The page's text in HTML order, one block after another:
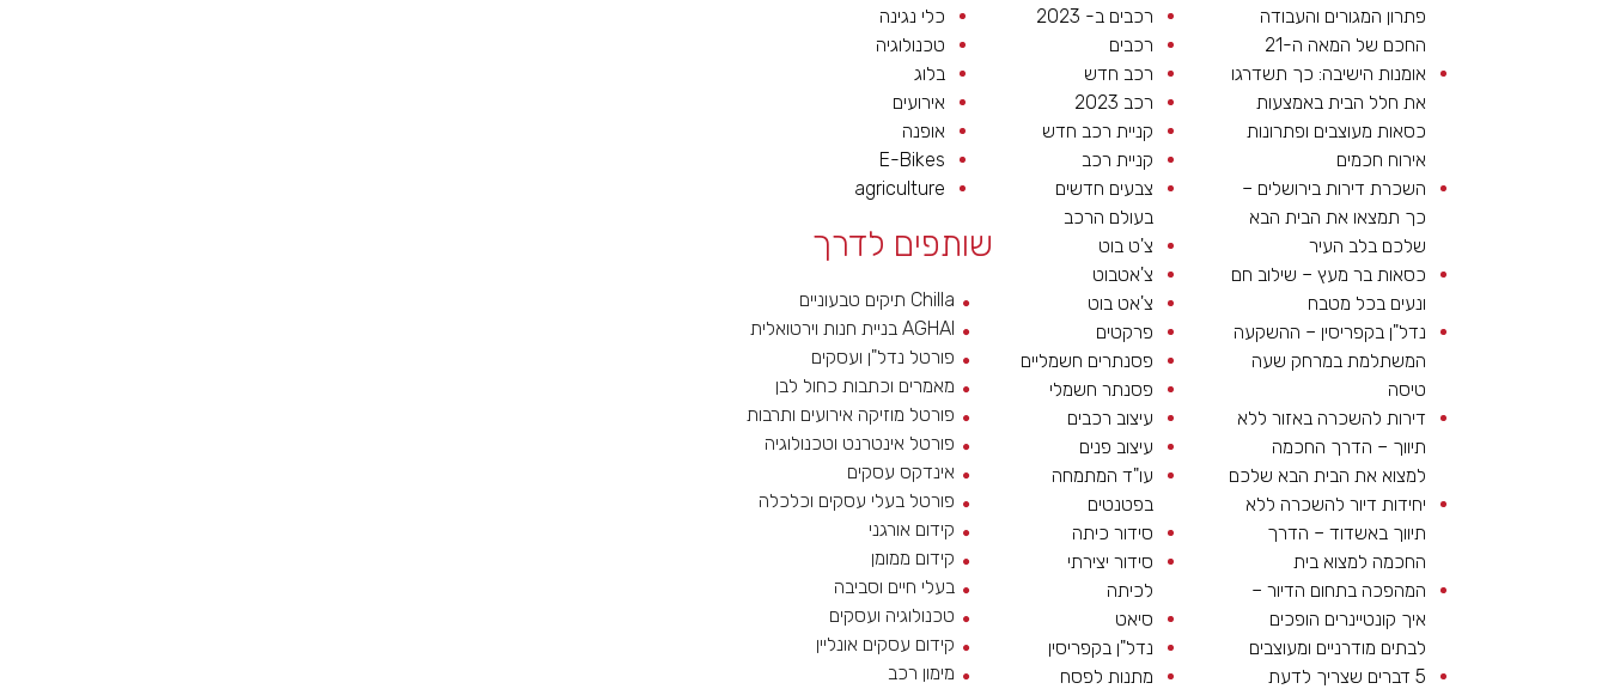
פתרון המגורים והעבודה
החכם של המאה ה-21
אומנות הישיבה: כך תשדרגו
את חלל הבית באמצעות
כסאות מעוצבים ופתרונות
אירוח חכמים
השכרת דירות בירושלים –
כך תמצאו את הבית הבא
שלכם בלב העיר
כסאות בר מעץ – שילוב חם
ונעים בכל מטבח
נדל"ן בקפריסין – ההשקעה
המשתלמת במרחק שעה
טיסה
דירות להשכרה באזור ללא
תיווך – הדרך החכמה
למצוא את הבית הבא שלכם
יחידות דיור להשכרה ללא
תיווך באשדוד – הדרך
החכמה למצוא בית
המהפכה בתחום הדיור –
איך קונטיינרים הופכים
לבתים מודרניים ומעוצבים
5 דברים שצריך לדעת
רכבים ב- 2023
רכבים
רכב חדש
רכב 2023
קניית רכב חדש
קניית רכב
צבעים חדשים
בעולם הרכב
צ'ט בוט
צ'אטבוט
צ'אט בוט
פרקטים
פסנתרים חשמליים
פסנתר חשמלי
עיצוב רכבים
עיצוב פנים
עו"ד המתמחה
בפטנטים
סידור כיתה
סידור יצירתי
לכיתה
סיאט
נדל"ן בקפריסין
מתנות לפסח
כלי נגינה
טכנולוגיה
בלוג
אירועים
אופנה
E-Bikes
agriculture
שותפים לדרך
Chilla תיקים טבעוניים
AGHAI בניית חנות וירטואלית
פורטל נדל"ן ועסקים
מאמרים וכתבות כחול לבן
פורטל מוזיקה אירועים ותרבות
פורטל אינטרנט וטכנולוגיה
אינדקס עסקים
פורטל בעלי עסקים וכלכלה
קידום אורגני
קידום ממומן
בעלי חיים וסביבה
טכנולוגיה ועסקים
קידום עסקים אונליין
מימון רכב